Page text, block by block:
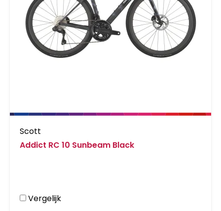
Scott
Addict RC 10 Sunbeam Black
Vergelijk